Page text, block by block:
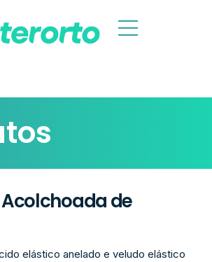
de
elástico anelado e veludo elástico